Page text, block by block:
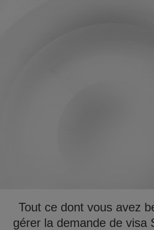
Tout ce dont vous avez
gérer la demande de visa